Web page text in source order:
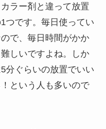
ラー剤と違って放置
つです。毎日使ってい
で、毎日時間がかか
しいですよね。しか
分ぐらいの放置でいい
という人も多いので